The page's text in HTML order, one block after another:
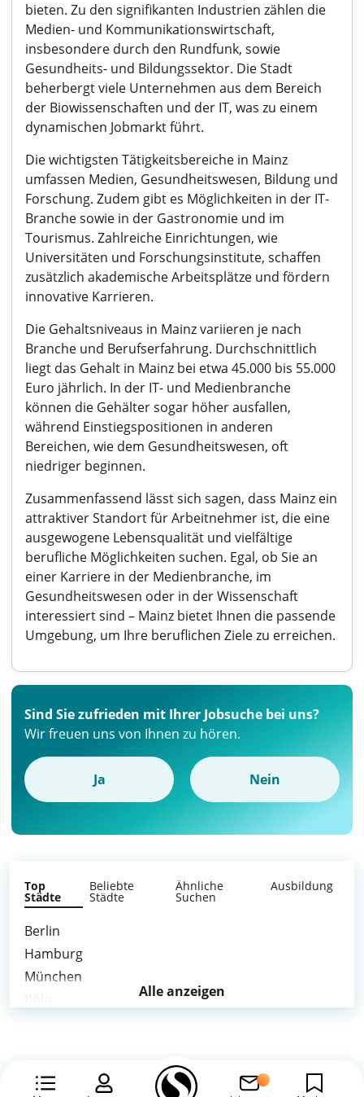
bieten. Zu den signifikanten Industrien zählen die
Medien- und Kommunikationswirtschaft,
insbesondere durch den Rundfunk, sowie
Gesundheits- und Bildungssektor. Die Stadt
beherbergt viele Unternehmen aus dem Bereich
der Biowissenschaften und der IT, was zu einem
dynamischen Jobmarkt führt.
Die wichtigsten Tätigkeitsbereiche in Mainz
umfassen Medien, Gesundheitswesen, Bildung und
Forschung. Zudem gibt es Möglichkeiten in der IT-
Branche sowie in der Gastronomie und im
Tourismus. Zahlreiche Einrichtungen, wie
Universitäten und Forschungsinstitute, schaffen
zusätzlich akademische Arbeitsplätze und fördern
innovative Karrieren.
Die Gehaltsniveaus in Mainz variieren je nach
Branche und Berufserfahrung. Durchschnittlich
liegt das Gehalt in Mainz bei etwa 45.000 bis 55.000
Euro jährlich. In der IT- und Medienbranche
können die Gehälter sogar höher ausfallen,
während Einstiegspositionen in anderen
Bereichen, wie dem Gesundheitswesen, oft
niedriger beginnen.
Zusammenfassend lässt sich sagen, dass Mainz ein
attraktiver Standort für Arbeitnehmer ist, die eine
ausgewogene Lebensqualität und vielfältige
berufliche Möglichkeiten suchen. Egal, ob Sie an
einer Karriere in der Medienbranche, im
Gesundheitswesen oder in der Wissenschaft
interessiert sind – Mainz bietet Ihnen die passende
Umgebung, um Ihre beruflichen Ziele zu erreichen.
Sind Sie zufrieden mit Ihrer Jobsuche bei uns?
Wir freuen uns von Ihnen zu hören.
Ja Nein
Top
Städte
Beliebte
Städte
Ähnliche
Suchen
Ausbildung
Berlin
Hamburg
München
Leipzig
Alle anzeigen